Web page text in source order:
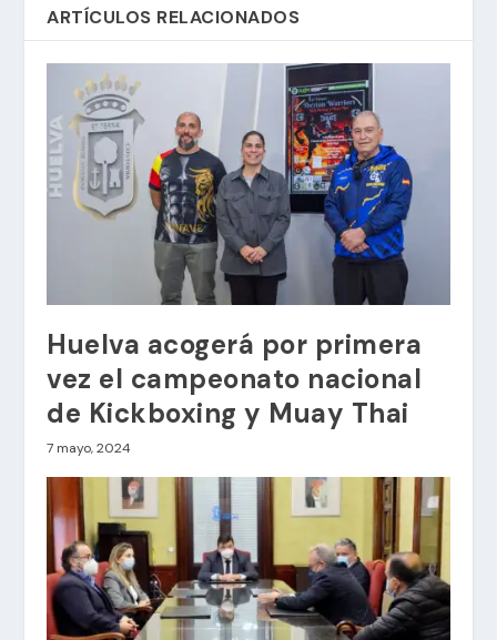
ARTÍCULOS RELACIONADOS
Huelva acogerá por primera
vez el campeonato nacional
de Kickboxing y Muay Thai
7 mayo, 2024